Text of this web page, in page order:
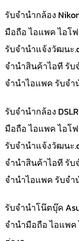
รับจำนำกล้อง
มือถือ ไอแพค ไอโ
รับจํานําแจ้งวัฒนะ
จำนำสินค้าไอที รั
จำนำไอแพค รับจำ
รับจำนำกล้อง
มือถือ ไอแพค ไอโ
รับจํานําแจ้งวัฒนะ
จำนำสินค้าไอที รั
จำนำไอแพค รับจำ
รับจำนำโน๊ตบุ๊ค
จำนำมือถือ ไอแพ